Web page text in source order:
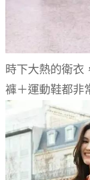
時下大熱的衛衣
褲＋運動鞋都非